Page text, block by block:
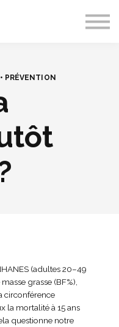
PRÉVENTION
(adultes 20–49
grasse (BF%),
circonférence
la mortalité à 15 ans
questionne notre